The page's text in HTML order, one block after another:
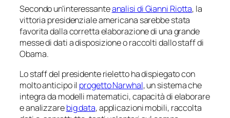
Secondo un’interessanteanalisi di Gianni Riotta, la
vittoria presidenziale americana sarebbe stata
favorita dalla corretta elaborazione di una grande
messe di dati a disposizione o raccolti dallo staff di
Obama.
Lo staff del presidente rieletto ha dispiegato con
molto anticipo il progetto Narwhal, un sistema che
integra da modelli matematici, capacità di elaborare
e analizzarebig data, applicazioni mobili, raccolta